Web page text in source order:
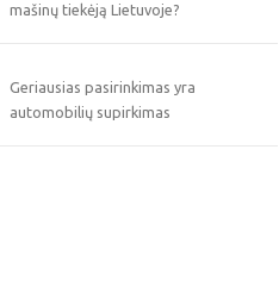
mašinų tiekėją Lietuvoje?
Geriausias pasirinkimas yra
automobilių supirkimas